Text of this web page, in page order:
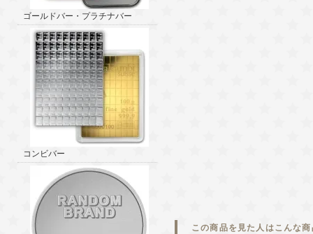
ゴールドバー・プラチナバー
コンビバー
この商品を見た人はこんな